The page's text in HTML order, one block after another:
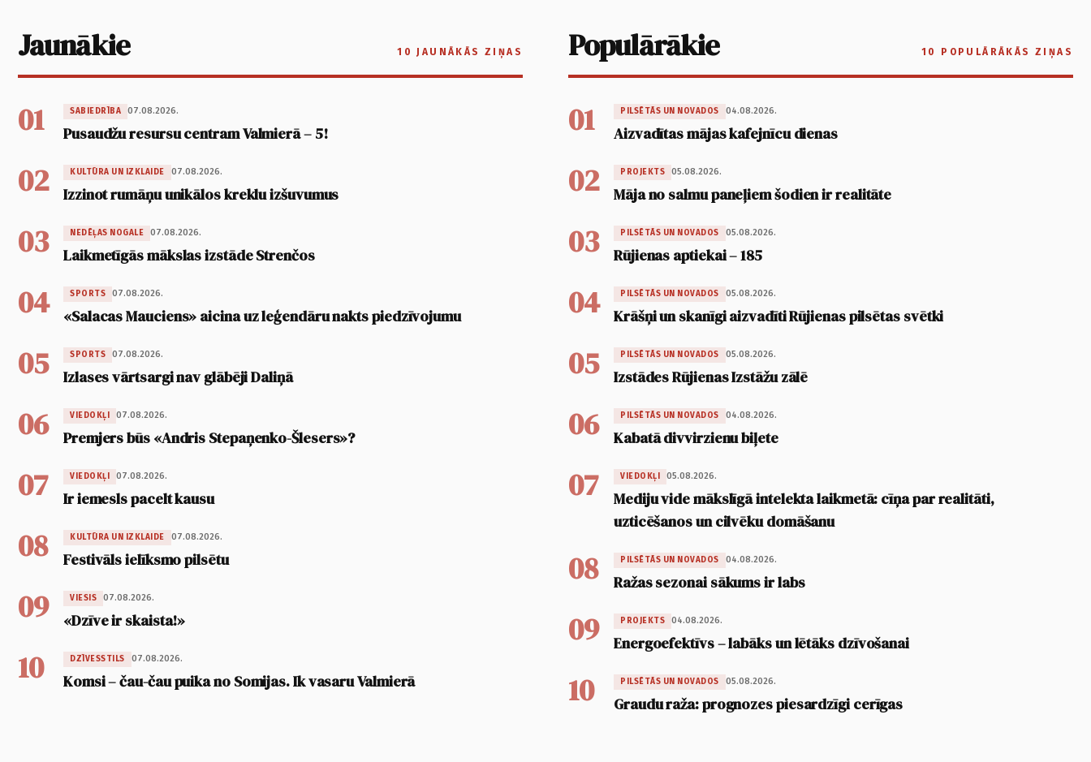
Jaunākie 10 JAUNĀKĀS ZIŅAS
01 SABIEDRĪBA 07.08.2026.
Pusaudžu resursu centram Valmierā – 5!
02 KULTŪRA UN IZKLAIDE 07.08.2026.
Izzinot rumāņu unikālos kreklu izšuvumus
03 NEDĒĻAS NOGALE 07.08.2026.
Laikmetīgās mākslas izstāde Strenčos
04 SPORTS 07.08.2026.
«Salacas Mauciens» aicina uz leģendāru nakts piedzīvojumu
05 SPORTS 07.08.2026.
Izlases vārtsargi nav glābēji Daliņā
06 VIEDOKĻI 07.08.2026.
Premjers būs «Andris Stepaņenko-Šlesers»?
07 VIEDOKĻI 07.08.2026.
Ir iemesls pacelt kausu
08 KULTŪRA UN IZKLAIDE 07.08.2026.
Festivāls ielīksmo pilsētu
09 VIESIS 07.08.2026.
«Dzīve ir skaista!»
10 DZĪVESSTILS 07.08.2026.
Komsi – čau-čau puika no Somijas. Ik vasaru Valmierā
Populārākie 10 POPULĀRĀKĀS ZIŅAS
01 PILSĒTĀS UN NOVADOS 04.08.2026.
Aizvadītas mājas kafejnīcu dienas
02 PROJEKTS 05.08.2026.
Māja no salmu paneļiem šodien ir realitāte
03 PILSĒTĀS UN NOVADOS 05.08.2026.
Rūjienas aptiekai – 185
04 PILSĒTĀS UN NOVADOS 05.08.2026.
Krāšņi un skanīgi aizvadīti Rūjienas pilsētas svētki
05 PILSĒTĀS UN NOVADOS 05.08.2026.
Izstādes Rūjienas Izstāžu zālē
06 PILSĒTĀS UN NOVADOS 04.08.2026.
Kabatā divvirzienu biļete
07 VIEDOKĻI 05.08.2026.
Mediju vide mākslīgā intelekta laikmetā: cīņa par realitāti,
uzticēšanos un cilvēku domāšanu
08 PILSĒTĀS UN NOVADOS 04.08.2026.
Ražas sezonai sākums ir labs
09 PROJEKTS 04.08.2026.
Energoefektīvs – labāks un lētāks dzīvošanai
10 PILSĒTĀS UN NOVADOS 05.08.2026.
Graudu raža: prognozes piesardzīgi cerīgas